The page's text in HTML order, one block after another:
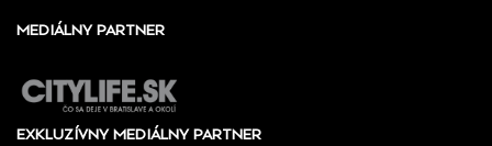
MEDIÁLNY PARTNER
EXKLUZÍVNY MEDIÁLNY PARTNER